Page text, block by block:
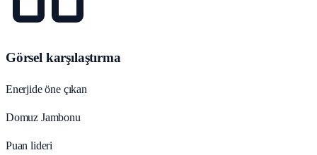
Görsel karşılaştırma
Enerjide öne çıkan
Domuz Jambonu
Puan lideri